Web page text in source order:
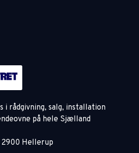
i rådgivning, salg, installation
på hele Sjælland
2900 Hellerup